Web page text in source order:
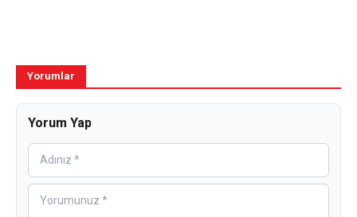
Yorumlar
Yorum Yap